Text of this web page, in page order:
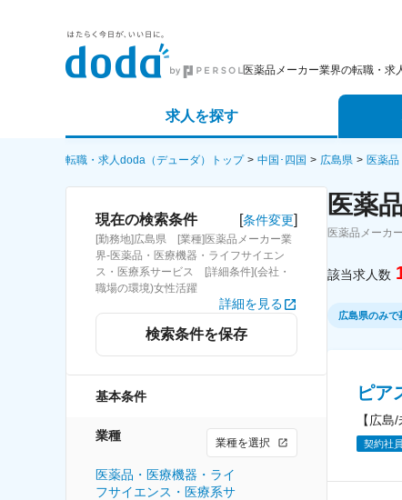
医薬品メーカー業界の転職・求
求人を探す
詳細条件から探す
求人特集から探す
エージ
スカウ
転職・求人doda（デューダ）トップ 中国･四国 広島県 医薬
現在の検索条件 [条件変更]
[勤務地]広島県 [業種]医薬品メーカー業
界-医薬品・医療機器・ライフサイエン
ス・医療系サービス [詳細条件](会社・
職場の環境)女性活躍
詳細を見る
検索条件を保存
基本条件
業種 業種を選択
医薬品・医療機器・ライ
フサイエンス・医療系サ
医薬
医薬品メーカ
該当求人数
広島県のみで
ピア
【広
契約社員